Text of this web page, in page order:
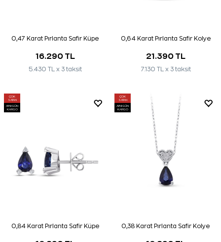
0,47 Karat Pırlanta Safir Küpe
16.290 TL
5.430 TL x 3 taksit
0,64 Karat Pırlanta Safir Kolye
21.390 TL
7.130 TL x 3 taksit
ÇOK
SATAN
AYNI GÜN
KARGO
0,84 Karat Pırlanta Safir Küpe
ÇOK
SATAN
AYNI GÜN
KARGO
0,38 Karat Pırlanta Safir Kolye